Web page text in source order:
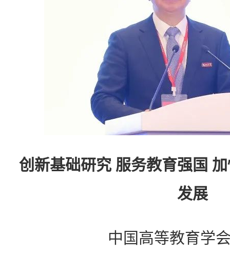
创新基础研究 服务教育强国
发展
中国高等教育学